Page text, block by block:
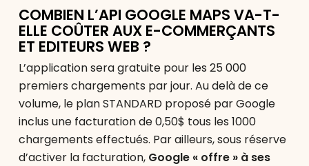
COMBIEN L’API GOOGLE MAPS VA-T-
ELLE COÛTER AUX E-COMMERÇANTS
ET EDITEURS WEB ?
L’application sera gratuite pour les 25 000
premiers chargements par jour. Au delà de ce
volume, le plan STANDARD proposé par Google
inclus une facturation de 0,50$ tous les 1000
chargements effectués. Par ailleurs, sous réserve
d’activer la facturation,Google « offre » à ses